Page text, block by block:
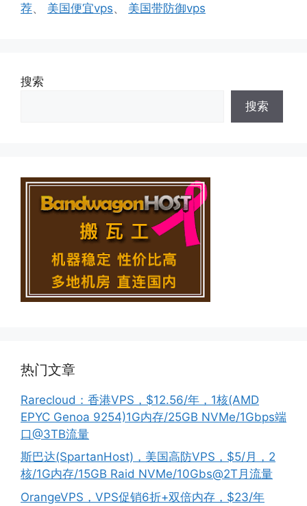
荐、 美国便宜vps、 美国带防御vps
搜索
搜索
热门文章
Rarecloud：香港VPS，$12.56/年，1核(AMD
EPYC Genoa 9254)1G内存/25GB NVMe/1Gbps端
口@3TB流量
斯巴达(SpartanHost)，美国高防VPS，$5/月，2
核/1G内存/15GB Raid NVMe/10Gbs@2T月流量
OrangeVPS，VPS促销6折+双倍内存，$23/年